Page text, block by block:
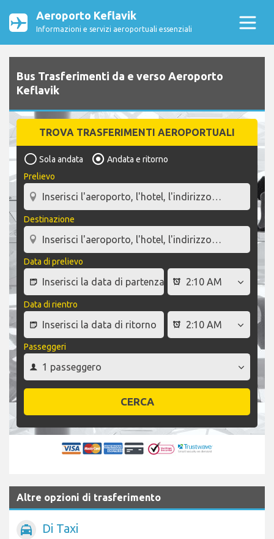
Aeroporto Keflavik
Informazioni e servizi aeroportuali essenziali
Bus Trasferimenti da e verso Aeroporto
Keflavik
TROVA TRASFERIMENTI AEROPORTUALI
Sola andata
Andata e ritorno
Prelievo
Destinazione
Data di prelievo
Data di rientro
Passeggeri
CERCA
Altre opzioni di trasferimento
local_taxi Di Taxi